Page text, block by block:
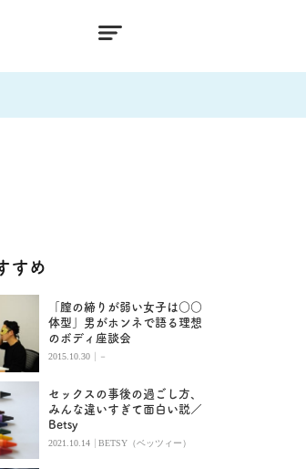
すめ
「膣の締りが弱い女子は○○
体型」男がホンネで語る理想
のボディ座談会
2015.10.30 | －
セックスの事後の過ごし方、
みんな違いすぎて面白い説／
Betsy
2021.10.14 | BETSY（ベッツィー）